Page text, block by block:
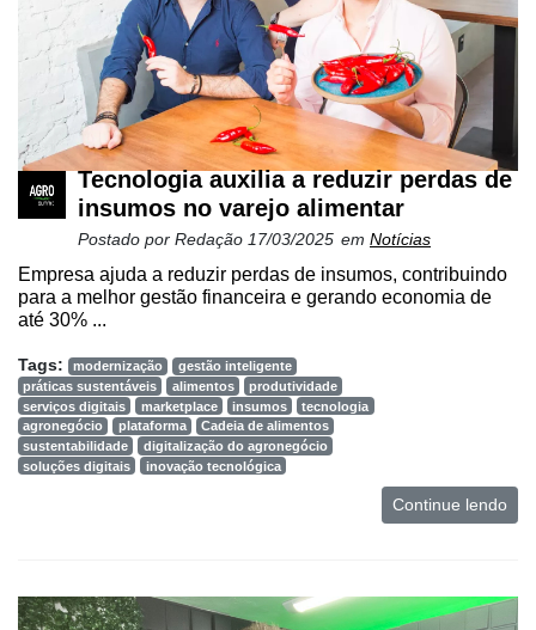
Tecnologia auxilia a reduzir perdas de
insumos no varejo alimentar
Postado por Redação 17/03/2025 em Notícias
Empresa ajuda a reduzir perdas de insumos, contribuindo
para a melhor gestão financeira e gerando economia de
até 30% ...
Tags: modernização
gestão inteligente
práticas sustentáveis
alimentos
produtividade
serviços digitais
marketplace insumos
tecnologia
agronegócio
plataforma
Cadeia de alimentos
sustentabilidade
digitalização do agronegócio
soluções digitais
inovação tecnológica
Continue lendo